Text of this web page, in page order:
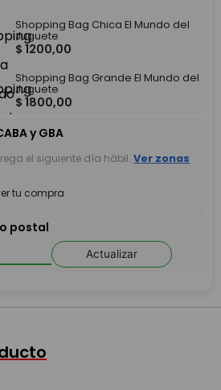
Shopping Bag Chica El Mundo del
Juguete
$ 1200,00
Shopping Bag Grande El Mundo del
Juguete
$ 1800,00
y GBA
el siguiente día hábil. Ver zonas
tu compra
postal
Actualizar